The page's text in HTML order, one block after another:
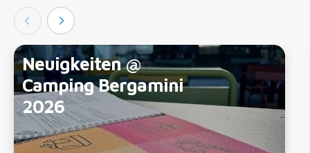
Neuigkeiten @
Camping Bergamini
2026